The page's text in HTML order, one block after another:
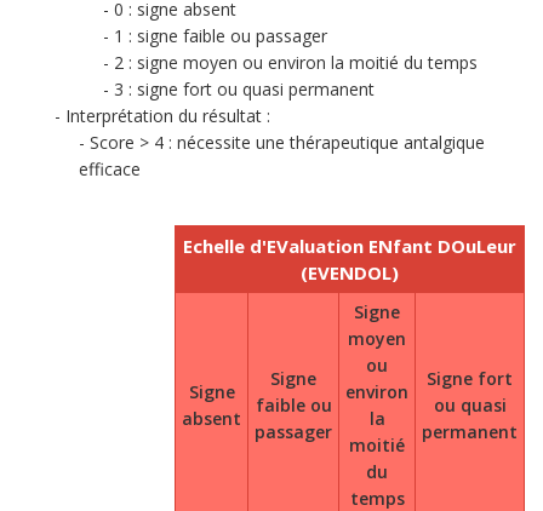
0 : signe absent
1 : signe faible ou passager
2 : signe moyen ou environ la moitié du temps
3 : signe fort ou quasi permanent
Interprétation du résultat :
Score > 4 : nécessite une thérapeutique antalgique
efficace
Echelle d'EValuation ENfant DOuLeur
(EVENDOL)
Signe
absent
Signe
faible ou
passager
Signe
moyen
ou
environ
la
moitié
du
temps
Signe fort
ou quasi
permanent